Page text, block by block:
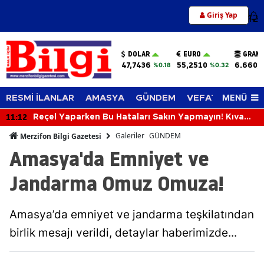
Giriş Yap 12
DOLAR
47,7436 %0.18
EURO
55,2510 %0.32
RESMİ İLANLAR AMASYA GÜNDEM VEFAT EDENLER
MENÜ
11:12
Reçel Yaparken Bu Hataları Sakın Yapmayın! Kıvamı
Merzifon Bilgi Gazetesi Galeriler GÜNDEM
Amasya'da Emniyet ve
Jandarma Omuz Omuza!
Amasya’da emniyet ve jandarma teşkilatından
birlik mesajı verildi, detaylar haberimizde...